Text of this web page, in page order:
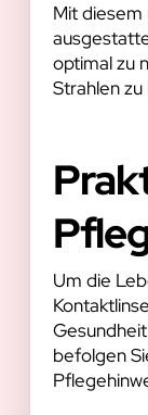
Mit diesem
optimal zu
Strahlen
Um die
befolgen